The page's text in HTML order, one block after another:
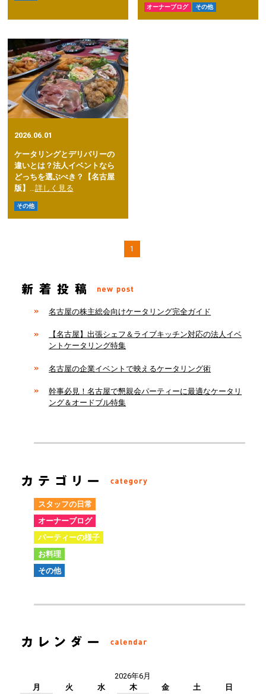
オーナーブログ その他
2026.06.01
ケータリングとデリバリーの
違いとは？法人イベントなら
どっちを選ぶべき？【名古屋
版】 …詳しく見る
その他
1
名古屋の株主総会向けケータリング完全ガイド
【名古屋】出張シェフ＆ライブキッチン対応の法人イベ
ントケータリング特集
名古屋の企業イベントで映えるケータリング術
幹事必見！名古屋で懇親会パーティーに最適なケータリ
ング＆オードブル特集
スタッフの日常
オーナーブログ
パーティーの様子
お料理
その他
2026年6月
月
火 水 木 金 土 日